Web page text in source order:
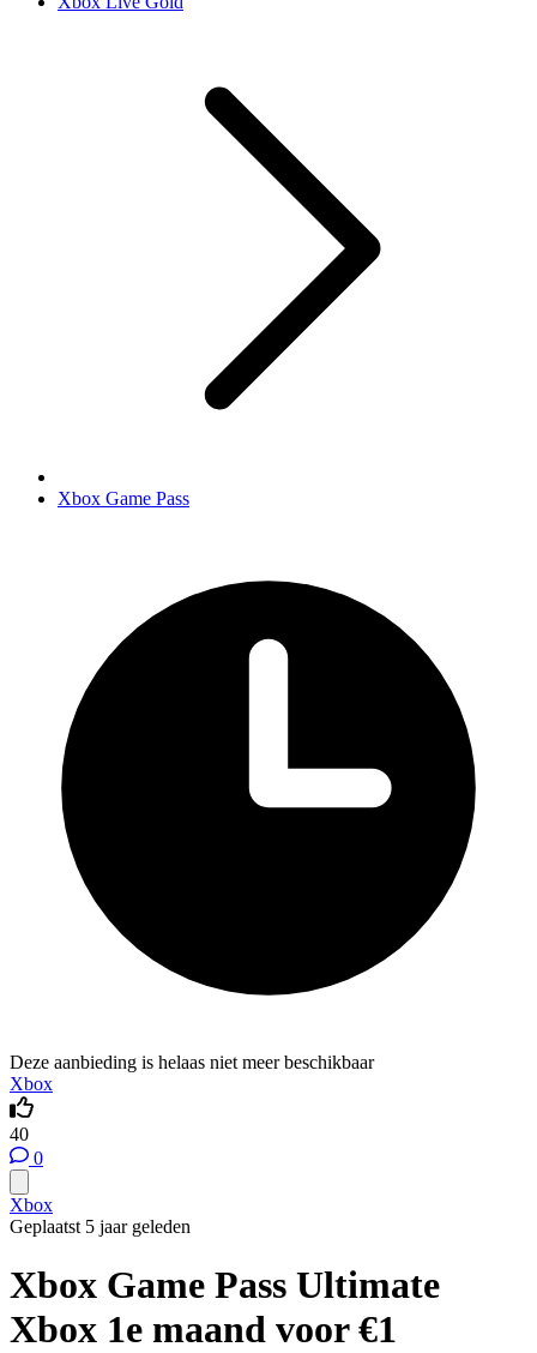
Xbox Game Pass
Deze aanbieding is helaas niet meer beschikbaar
Xbox
40
0
Xbox
Geplaatst 5 jaar geleden
Xbox Game Pass Ultimate
Xbox 1e maand voor €1